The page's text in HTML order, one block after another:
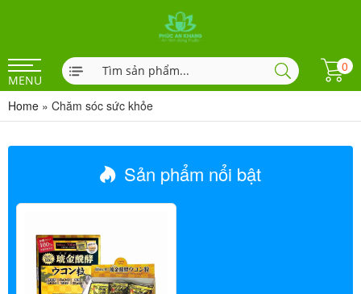
MENU
0
Home » Chăm sóc sức khỏe
Sản phẩm nổi bật